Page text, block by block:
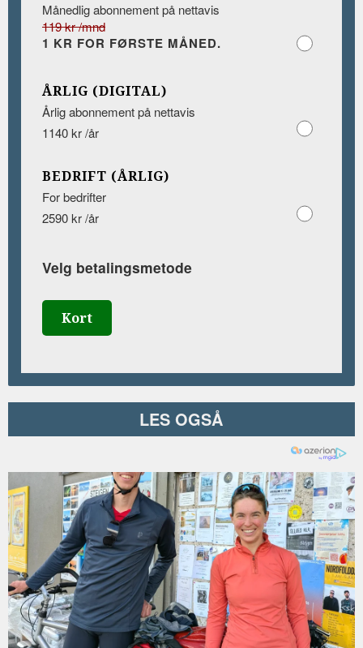
Månedlig abonnement på nettavis
119 kr /mnd
1 KR FOR FØRSTE MÅNED.
ÅRLIG (DIGITAL)
Årlig abonnement på nettavis
1140 kr /år
BEDRIFT (ÅRLIG)
For bedrifter
2590 kr /år
Velg betalingsmetode
Kort
LES OGSÅ